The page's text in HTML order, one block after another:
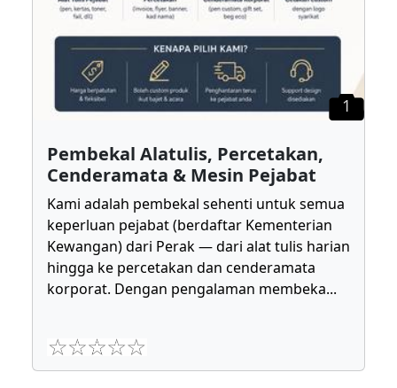
1
Pembekal Alatulis, Percetakan,
Cenderamata & Mesin Pejabat
Kami adalah pembekal sehenti untuk semua
keperluan pejabat (berdaftar Kementerian
Kewangan) dari Perak — dari alat tulis harian
hingga ke percetakan dan cenderamata
korporat. Dengan pengalaman membeka...